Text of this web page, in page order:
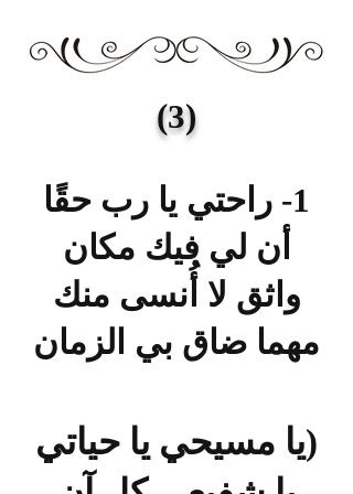
(3)
1- راحتي يا رب حقًا
أن لي فيك مكان
واثق لا أُنسى منك
مهما ضاق بي الزمان
(يا مسيحي يا حياتي